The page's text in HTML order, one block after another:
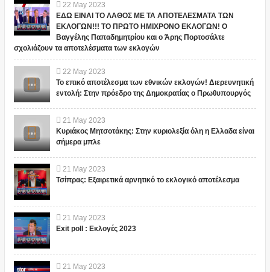
22 May 2023
ΕΔΩ ΕΙΝΑΙ ΤΟ ΛΑΘΟΣ ΜΕ ΤΑ ΑΠΟΤΕΛΕΣΜΑΤΑ ΤΩΝ
ΕΚΛΟΓΩΝ!!! ΤΟ ΠΡΩΤΟ ΗΜΙΧΡΟΝΟ ΕΚΛΟΓΩΝ! Ο
Βαγγέλης Παπαδημητρίου και ο Άρης Πορτοσάλτε
σχολιάζουν τα αποτελέσματα των εκλογών
22 May 2023
Το επικό αποτέλεσμα των εθνικών εκλογών! Διερευνητική
εντολή: Στην πρόεδρο της Δημοκρατίας ο Πρωθυπουργός
21 May 2023
Κυριάκος Μητσοτάκης: Στην κυριολεξία όλη η Ελλαδα είναι
σήμερα μπλε
21 May 2023
Τσίπρας: Εξαιρετικά αρνητικό το εκλογικό αποτέλεσμα
21 May 2023
Exit poll : Εκλογές 2023
21 May 2023